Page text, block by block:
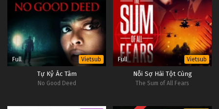
Full Vietsub
Tự Kỷ Ác Tâm
No Good Deed
Full Vietsub
Nỗi Sợ Hãi Tột Cùng
The Sum of All Fears